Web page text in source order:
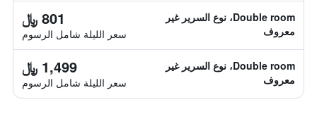
Double room، نوع السرير غير
معروف
801 ﷼
سعر الليلة شامل الرسوم
Double room، نوع السرير غير
معروف
1,499 ﷼
سعر الليلة شامل الرسوم